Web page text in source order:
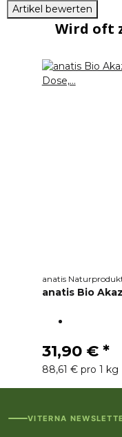
Artikel bewerten
Wird oft
anatis
anatis Bio
31,90 € *
88,61 € pro 1 kg
VITERNA